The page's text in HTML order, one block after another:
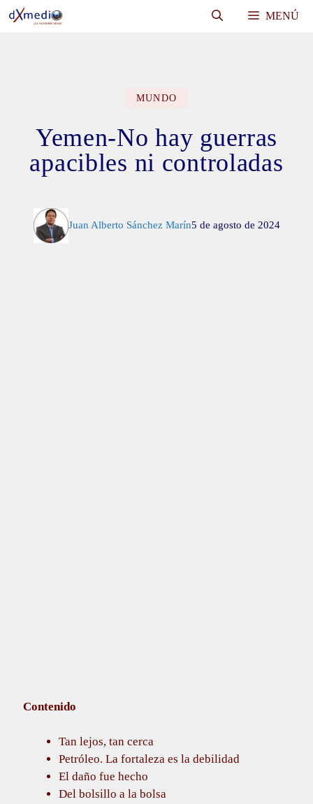
Saltar
MENÚ
MUNDO
Yemen-No hay guerras
apacibles ni controladas
Juan Alberto Sánchez Marín5 de agosto de 2024
Contenido
Tan lejos, tan cerca
Petróleo. La fortaleza es la debilidad
El daño fue hecho
Del bolsillo a la bolsa